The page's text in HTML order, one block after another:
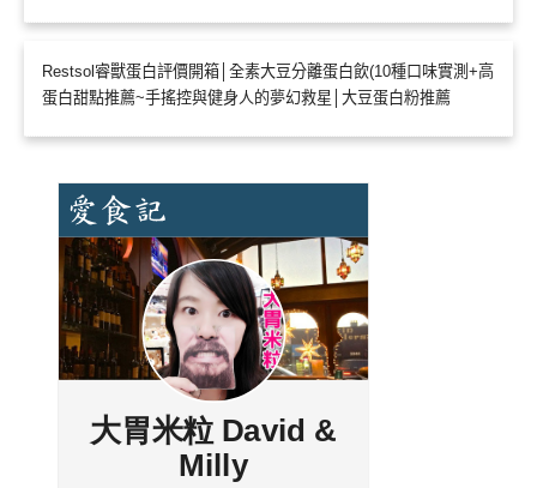
Restsol睿獸蛋白評價開箱│全素大豆分離蛋白飲(10種口味實測+高
蛋白甜點推薦~手搖控與健身人的夢幻救星│大豆蛋白粉推薦